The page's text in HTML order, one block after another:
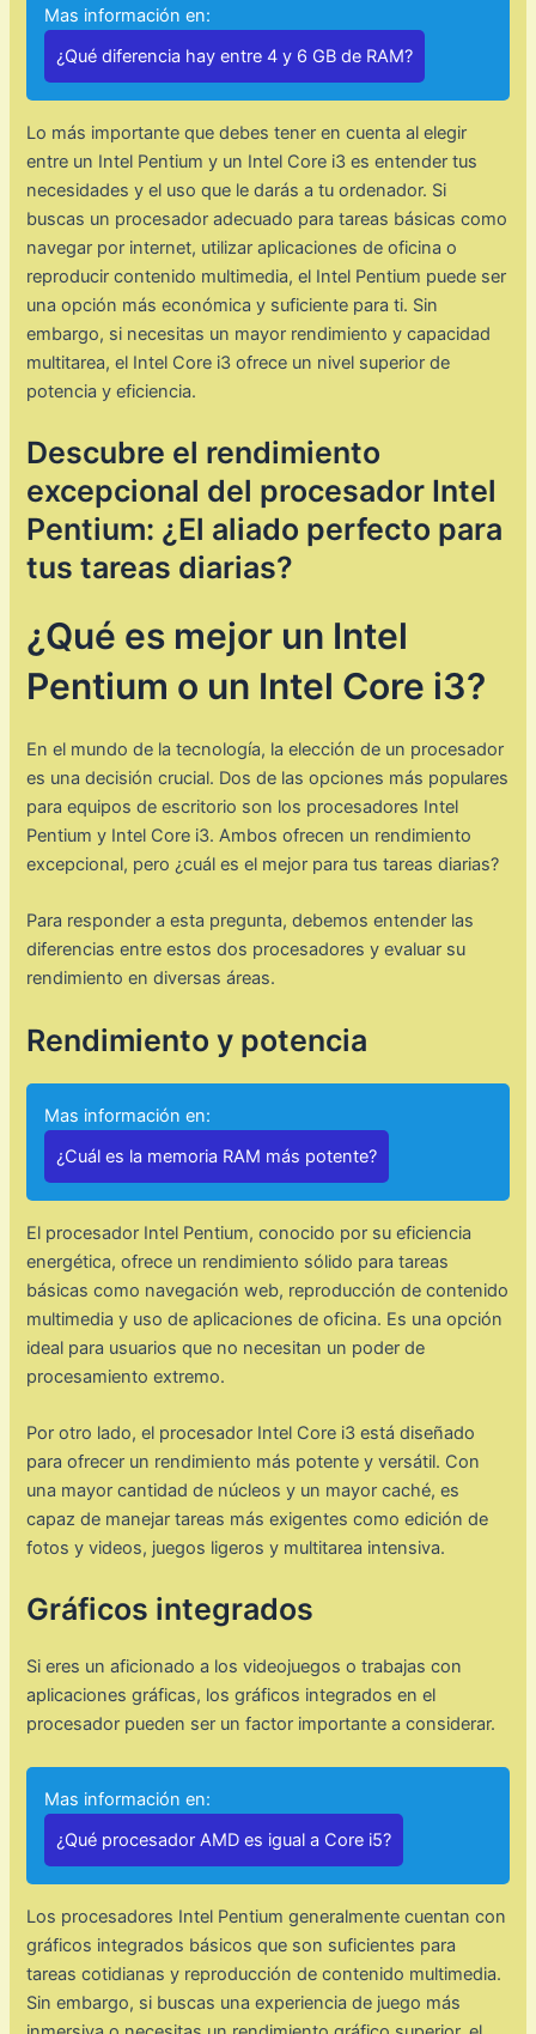
Mas información en:
¿Qué diferencia hay entre 4 y 6 GB de RAM?
Lo más importante que debes tener en cuenta al elegir
entre un Intel Pentium y un Intel Core i3 es entender tus
necesidades y el uso que le darás a tu ordenador. Si
buscas un procesador adecuado para tareas básicas como
navegar por internet, utilizar aplicaciones de oficina o
reproducir contenido multimedia, el Intel Pentium puede ser
una opción más económica y suficiente para ti. Sin
embargo, si necesitas un mayor rendimiento y capacidad
multitarea, el Intel Core i3 ofrece un nivel superior de
potencia y eficiencia.
Descubre el rendimiento
excepcional del procesador Intel
Pentium: ¿El aliado perfecto para
tus tareas diarias?
¿Qué es mejor un Intel
Pentium o un Intel Core i3?
En el mundo de la tecnología, la elección de un procesador
es una decisión crucial. Dos de las opciones más populares
para equipos de escritorio son los procesadores Intel
Pentium y Intel Core i3. Ambos ofrecen un rendimiento
excepcional, pero ¿cuál es el mejor para tus tareas diarias?
Para responder a esta pregunta, debemos entender las
diferencias entre estos dos procesadores y evaluar su
rendimiento en diversas áreas.
Rendimiento y potencia
Mas información en:
¿Cuál es la memoria RAM más potente?
El procesador Intel Pentium, conocido por su eficiencia
energética, ofrece un rendimiento sólido para tareas
básicas como navegación web, reproducción de contenido
multimedia y uso de aplicaciones de oficina. Es una opción
ideal para usuarios que no necesitan un poder de
procesamiento extremo.
Por otro lado, el procesador Intel Core i3 está diseñado
para ofrecer un rendimiento más potente y versátil. Con
una mayor cantidad de núcleos y un mayor caché, es
capaz de manejar tareas más exigentes como edición de
fotos y videos, juegos ligeros y multitarea intensiva.
Gráficos integrados
Si eres un aficionado a los videojuegos o trabajas con
aplicaciones gráficas, los gráficos integrados en el
procesador pueden ser un factor importante a considerar.
Mas información en:
¿Qué procesador AMD es igual a Core i5?
Los procesadores Intel Pentium generalmente cuentan con
gráficos integrados básicos que son suficientes para
tareas cotidianas y reproducción de contenido multimedia.
Sin embargo, si buscas una experiencia de juego más